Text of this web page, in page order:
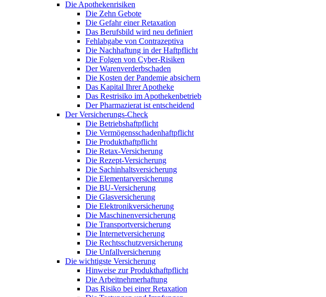
Die Apothekenrisiken
Die Zehn Gebote
Die Gefahr einer Retaxation
Das Berufsbild wird neu definiert
Fehlabgabe von Contrazeptiva
Die Nachhaftung in der Haftpflicht
Die Folgen von Cyber-Risiken
Der Warenverderbschaden
Die Kosten der Pandemie absichern
Das Kapital Ihrer Apotheke
Das Restrisiko im Apothekenbetrieb
Der Pharmazierat ist entscheidend
Der Versicherungs-Check
Die Betriebshaftpflicht
Die Vermögensschadenhaftpflicht
Die Produkthaftpflicht
Die Retax-Versicherung
Die Rezept-Versicherung
Die Sachinhaltsversicherung
Die Elementarversicherung
Die BU-Versicherung
Die Glasversicherung
Die Elektronikversicherung
Die Maschinenversicherung
Die Transportversicherung
Die Internetversicherung
Die Rechtsschutzversicherung
Die Unfallversicherung
Die wichtigste Versicherung
Hinweise zur Produkthaftpflicht
Die Arbeitnehmerhaftung
Das Risiko bei einer Retaxation